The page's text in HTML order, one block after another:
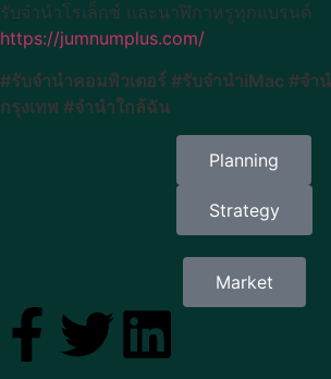
รับจำนำโรเล็กซ์ และนาฬิกาหรูทุกแบรนด์
https://jumnumplus.com/
#รับจำนำคอมพิวเตอร์ #รับจำนำiMac #จำ
กรุงเทพ #จำนำใกล้ฉัน
Planning
Strategy
Market